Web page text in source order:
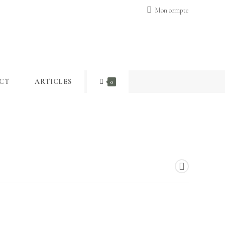
Mon compte
ARTICLES 0